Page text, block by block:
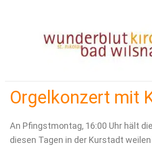
Orgelkonzert mit
An Pfingstmontag, 16:00 Uhr hält
diesen Tagen in der Kurstadt